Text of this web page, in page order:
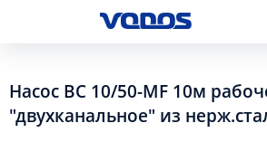
Насос BC 10/50-MF 10м
"двухканальное" из